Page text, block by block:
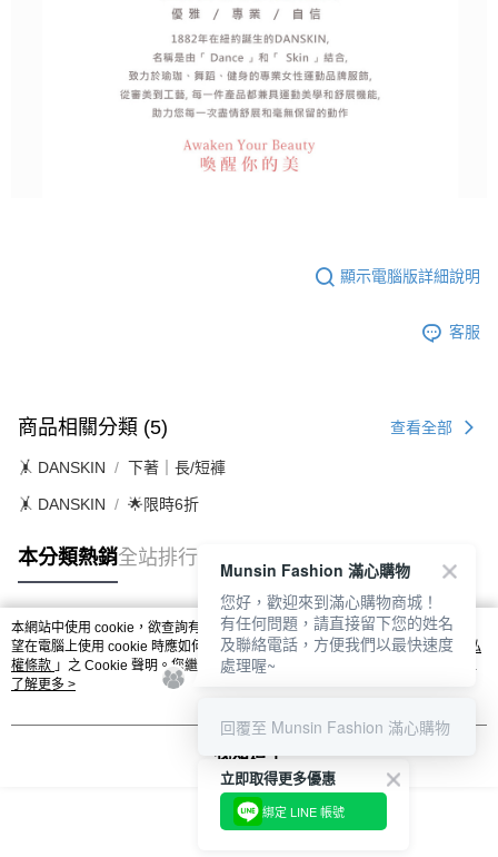
顯示電腦版詳細說明
客服
商品相關分類 (5) 查看全部
🤸 DANSKIN 下著｜長/短褲
🤸 DANSKIN 🌟限時6折
本分類熱銷全站排行
熱門標籤
本網站中使用 cookie，欲查詢有關本網站使用 cookie 方式之詳情，及若您不希
望在電腦上使用 cookie 時應如何變更電腦的 cookie 設定，請參閱本網站「
隱私
權條款 」之 Cookie 聲明。您繼續使用本網站即表示您同意本公司得按本網站使
用條款之 Cookie 聲明使用 cookie。
了解更多 >
我知道了
立即取得更多優惠
綁定 LINE 帳號
Munsin Fashion 滿心購物
您好，歡迎來到滿心購物商城！
有任何問題，請直接留下您的姓名
及聯絡電話，方便我們以最快速度
處理喔~
回覆至 Munsin Fashion 滿心購物